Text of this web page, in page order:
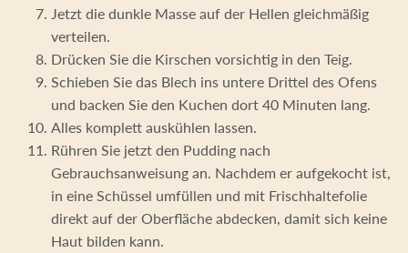
Jetzt die dunkle Masse auf der Hellen gleichmäßig
verteilen.
Drücken Sie die Kirschen vorsichtig in den Teig.
Schieben Sie das Blech ins untere Drittel des Ofens
und backen Sie den Kuchen dort 40 Minuten lang.
Alles komplett auskühlen lassen.
Rühren Sie jetzt den Pudding nach
Gebrauchsanweisung an. Nachdem er aufgekocht ist,
in eine Schüssel umfüllen und mit Frischhaltefolie
direkt auf der Oberfläche abdecken, damit sich keine
Haut bilden kann.